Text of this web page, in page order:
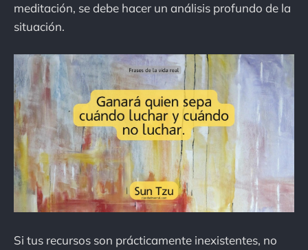
meditación, se debe hacer un análisis profundo de la
situación.
Si tus recursos son prácticamente inexistentes, no